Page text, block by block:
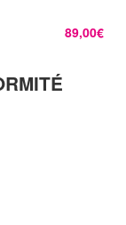
89,00€